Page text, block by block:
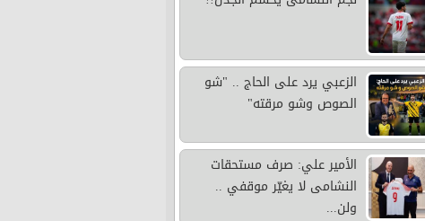
الزعبي يرد على الحاج .. "شو
الصوص وشو مرقته"
الأمير علي: صرف مستحقات
النشامى لا يغيّر موقفي ..
ولن...